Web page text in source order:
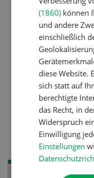
gegen
Pflanzenbau
Nutztiere
(1860) können
und andere
einschließlich
diese Website.
sich statt auf
berechtigte
das Recht, in
Widerspruch
Einwilligung
Einstellungen